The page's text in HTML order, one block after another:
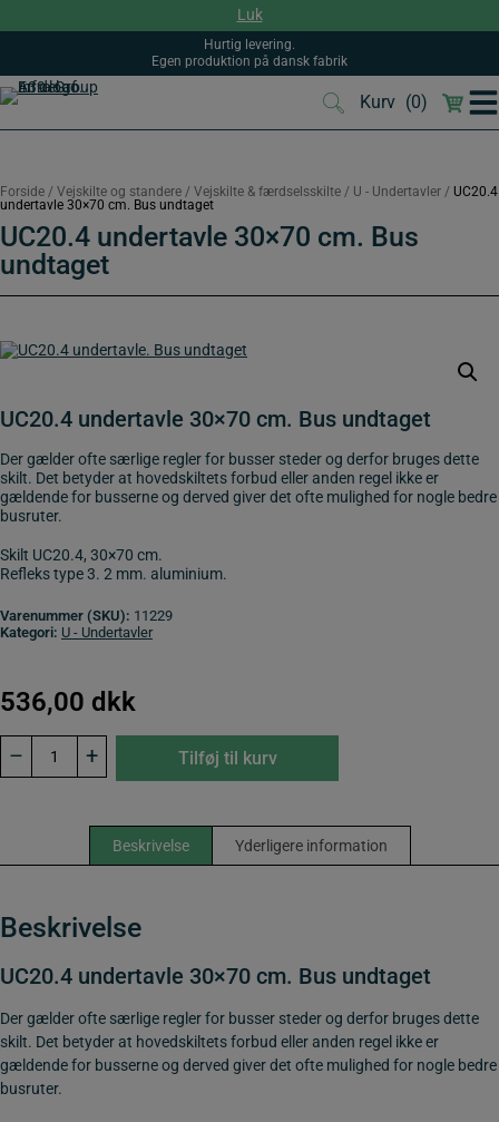
Luk
Hurtig levering.
Egen produktion på dansk fabrik
Kurv (0)
(0)
Forside / Vejskilte og standere / Vejskilte & færdselsskilte / U - Undertavler / UC20.4
undertavle 30×70 cm. Bus undtaget
UC20.4 undertavle 30×70 cm. Bus
undtaget
UC20.4 undertavle 30×70 cm. Bus undtaget
Der gælder ofte særlige regler for busser steder og derfor bruges dette
skilt. Det betyder at hovedskiltets forbud eller anden regel ikke er
gældende for busserne og derved giver det ofte mulighed for nogle bedre
busruter.
Skilt UC20.4, 30×70 cm.
Refleks type 3. 2 mm. aluminium.
Varenummer (SKU): 11229
Kategori: U - Undertavler
536,00 dkk
–
UC20.4
undertavle
30x70
+ Tilføj til kurv
Beskrivelse Yderligere information
Beskrivelse
UC20.4 undertavle 30×70 cm. Bus undtaget
Der gælder ofte særlige regler for busser steder og derfor bruges dette
skilt. Det betyder at hovedskiltets forbud eller anden regel ikke er
gældende for busserne og derved giver det ofte mulighed for nogle bedre
busruter.